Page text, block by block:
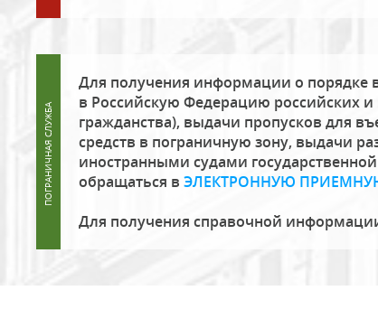
Для получения информации о порядке
в Российскую Федерацию российских
гражданства), выдачи пропусков для
средств в пограничную зону, выдачи
иностранными судами
обращаться в ЭЛЕКТРОННУЮ
Для получения справочной